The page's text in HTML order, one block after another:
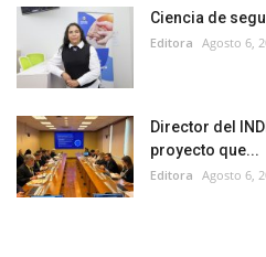
Ciencia de
Editora Agosto 6,
Director del
proyecto que...
Editora Agosto 6,